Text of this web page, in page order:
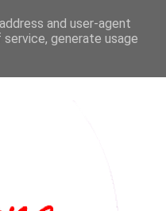
and user-agent
generate usage